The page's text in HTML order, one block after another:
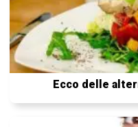
Ecco delle